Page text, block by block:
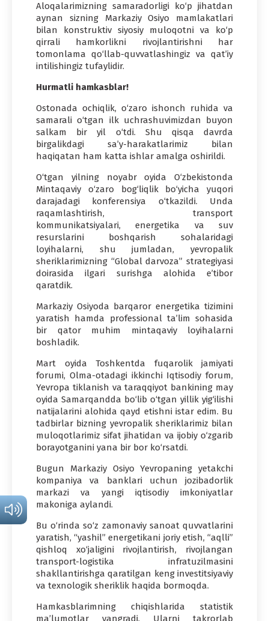
Aloqalarimizning samaradorligi ko‘p jihatdan
aynan sizning Markaziy Osiyo mamlakatlari
bilan konstruktiv siyosiy muloqotni va ko‘p
qirrali hamkorlikni rivojlantirishni har
tomonlama qo‘llab-quvvatlashingiz va qat’iy
intilishingiz tufaylidir.
Hurmatli hamkasblar!
Ostonada ochiqlik, o‘zaro ishonch ruhida va
samarali o‘tgan ilk uchrashuvimizdan buyon
salkam bir yil o‘tdi. Shu qisqa davrda
birgalikdagi sa’y-harakatlarimiz bilan
haqiqatan ham katta ishlar amalga oshirildi.
O‘tgan yilning noyabr oyida O‘zbekistonda
Mintaqaviy o‘zaro bog‘liqlik bo‘yicha yuqori
darajadagi konferensiya o‘tkazildi. Unda
raqamlashtirish, transport
kommunikatsiyalari, energetika va suv
resurslarini boshqarish sohalaridagi
loyihalarni, shu jumladan, yevropalik
sheriklarimizning “Global darvoza” strategiyasi
doirasida ilgari surishga alohida e’tibor
qaratdik.
Markaziy Osiyoda barqaror energetika tizimini
yaratish hamda professional ta’lim sohasida
bir qator muhim mintaqaviy loyihalarni
boshladik.
Mart oyida Toshkentda fuqarolik jamiyati
forumi, Olma-otadagi ikkinchi Iqtisodiy forum,
Yevropa tiklanish va taraqqiyot bankining may
oyida Samarqandda bo‘lib o‘tgan yillik yig‘ilishi
natijalarini alohida qayd etishni istar edim. Bu
tadbirlar bizning yevropalik sheriklarimiz bilan
muloqotlarimiz sifat jihatidan va ijobiy o‘zgarib
borayotganini yana bir bor ko‘rsatdi.
Bugun Markaziy Osiyo Yevropaning yetakchi
kompaniya va banklari uchun jozibadorlik
markazi va yangi iqtisodiy imkoniyatlar
makoniga aylandi.
Bu o‘rinda so‘z zamonaviy sanoat quvvatlarini
yaratish, “yashil” energetikani joriy etish, “aqlli”
qishloq xo‘jaligini rivojlantirish, rivojlangan
transport-logistika infratuzilmasini
shakllantirishga qaratilgan keng investitsiyaviy
va texnologik sheriklik haqida bormoqda.
Hamkasblarimning chiqishlarida statistik
ma’lumotlar yangradi. Ularni takrorlab